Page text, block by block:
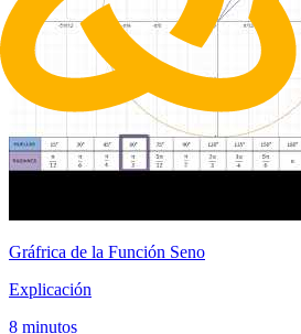
Gráfrica de la Función Seno
Explicación
8 minutos